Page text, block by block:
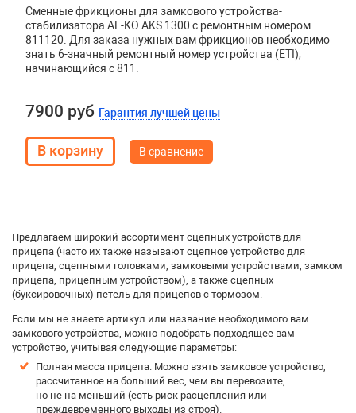
Сменные фрикционы для замкового устройства-
стабилизатора AL-KO AKS 1300 с ремонтным номером
811120. Для заказа нужных вам фрикционов необходимо
знать 6-значный ремонтный номер устройства (ETI),
начинающийся с 811.
7900 руб Гарантия лучшей цены
В сравнение
Предлагаем широкий ассортимент сцепных устройств для
прицепа (часто их также называют сцепное устройство для
прицепа, сцепными головками, замковыми устройствами, замком
прицепа, прицепным устройством), а также сцепных
(буксировочных) петель для прицепов с тормозом.
Если мы не знаете артикул или название необходимого вам
замкового устройства, можно подобрать подходящее вам
устройство, учитывая следующие параметры:
Полная масса прицепа. Можно взять замковое устройство,
рассчитанное на больший вес, чем вы перевозите,
но не на меньший (есть риск расцепления или
преждевременного выходы из строя).